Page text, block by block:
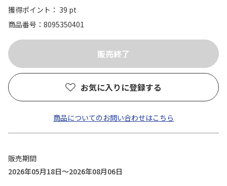
獲得ポイント： 39 pt
商品番号
8095350401
お気に入りに登録する
商品についてのお問い合わせはこちら
販売期間
2026年05月18日～2026年08月06日